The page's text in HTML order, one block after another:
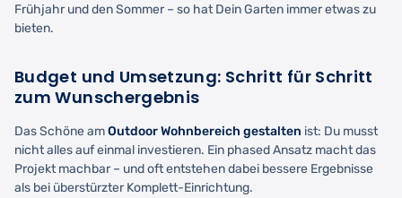
Frühjahr und den Sommer – so hat Dein Garten immer etwas zu
bieten.
Budget und Umsetzung: Schritt für Schritt
zum Wunschergebnis
Das Schöne amOutdoor Wohnbereich gestalten ist: Du musst
nicht alles auf einmal investieren. Ein phased Ansatz macht das
Projekt machbar – und oft entstehen dabei bessere Ergebnisse
als bei überstürzter Komplett-Einrichtung.